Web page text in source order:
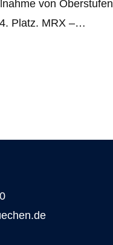
von
Platz. MRX –…